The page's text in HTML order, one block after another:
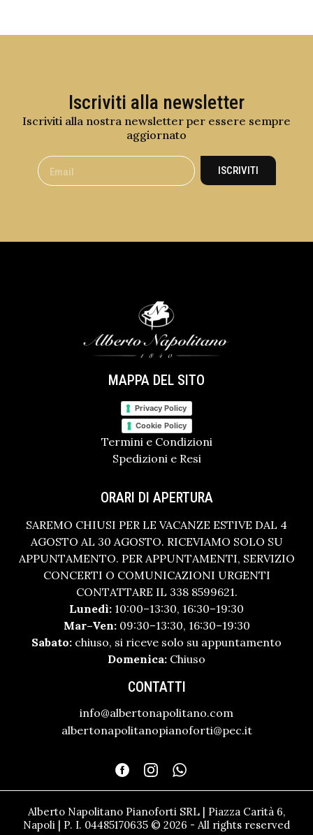
Iscriviti alla newsletter
Iscriviti alla nostra newsletter per essere sempre
aggiornato
ISCRIVITI
MAPPA DEL SITO
Privacy Policy
Cookie Policy
Termini e Condizioni
Spedizioni e Resi
ORARI DI APERTURA
SAREMO CHIUSI PER LE VACANZE ESTIVE DAL 4
AGOSTO AL 30 AGOSTO. RICEVIAMO SOLO SU
APPUNTAMENTO. PER APPUNTAMENTI, SERVIZIO
CONCERTI O COMUNICAZIONI URGENTI
CONTATTARE IL 338 8599621.
Lunedì: 10:00–13:30, 16:30–19:30
Mar–Ven:09:30–13:30, 16:30–19:30
Sabato: chiuso, si riceve solo su appuntamento
Domenica: Chiuso
CONTATTI
info@albertonapolitano.com
albertonapolitanopianoforti@pec.it
Alberto Napolitano Pianoforti SRL | Piazza Carità 6,
Napoli | P. I. 04485170635 © 2026 - All rights reserved